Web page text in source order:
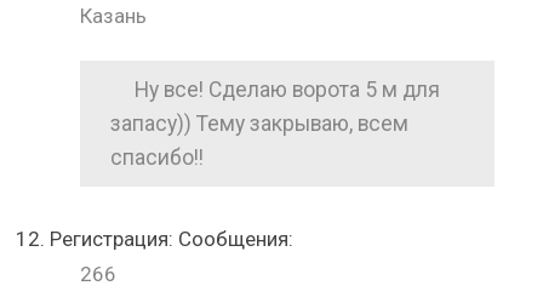
Казань
Ну все! Сделаю ворота 5 м для
запасу)) Тему закрываю, всем
спасибо!!
Регистрация: Сообщения:
266